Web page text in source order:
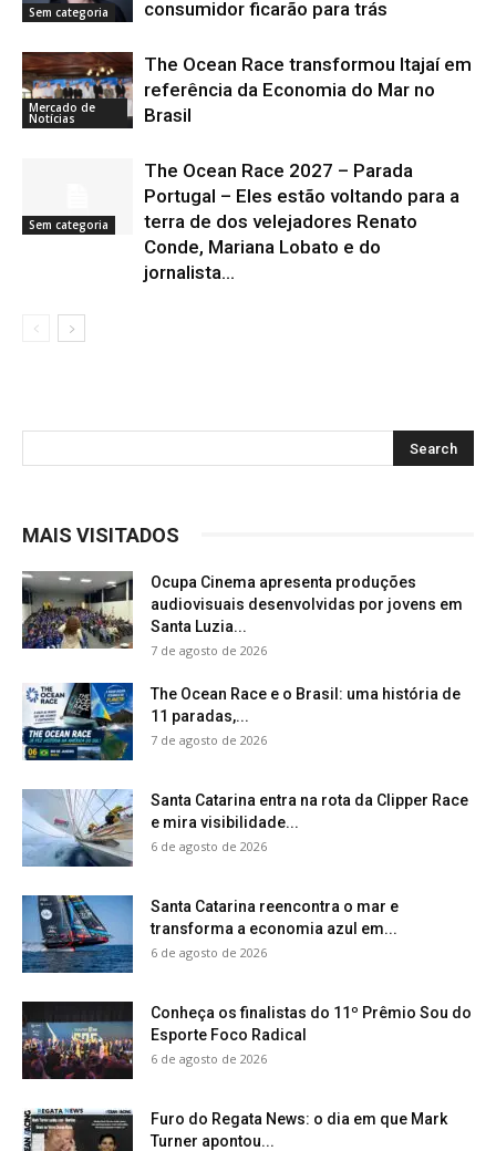
Sem categoria consumidor ficarão para trás
Mercado de
Notícias
The Ocean Race transformou Itajaí em
referência da Economia do Mar no
Brasil
Sem categoria
The Ocean Race 2027 – Parada
Portugal – Eles estão voltando para a
terra de dos velejadores Renato
Conde, Mariana Lobato e do
jornalista...
MAIS VISITADOS
Ocupa Cinema apresenta produções
audiovisuais desenvolvidas por jovens em
Santa Luzia...
7 de agosto de 2026
The Ocean Race e o Brasil: uma história de
11 paradas,...
7 de agosto de 2026
Santa Catarina entra na rota da Clipper Race
e mira visibilidade...
6 de agosto de 2026
Santa Catarina reencontra o mar e
transforma a economia azul em...
6 de agosto de 2026
Conheça os finalistas do 11º Prêmio Sou do
Esporte Foco Radical
6 de agosto de 2026
Furo do Regata News: o dia em que Mark
Turner apontou...